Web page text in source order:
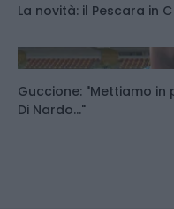
La novità: il Pescara in
Guccione: "Mettiamo in
Di Nardo..."